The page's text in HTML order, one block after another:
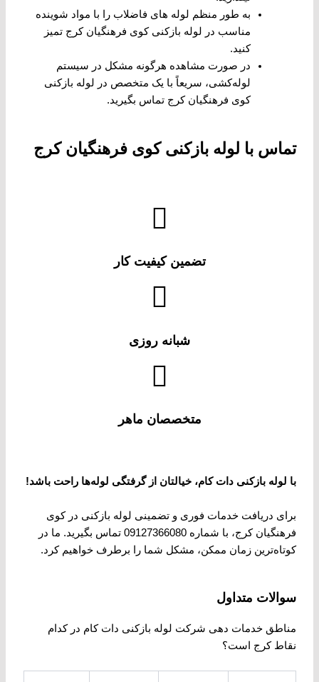
به طور منظم لوله ‌های فاضلاب را با مواد شوینده
مناسب در لوله بازکنی کوی فرهنگیان کرج تمیز
کنید.
در صورت مشاهده هرگونه مشکل در سیستم
لوله‌کشی، سریعاً با یک متخصص در لوله بازکنی
کوی فرهنگیان کرج تماس بگیرید.
تماس با لوله بازکنی کوی فرهنگیان کرج
تضمین کیفیت کار
شبانه روزی
متخصصان ماهر
با لوله بازکنی دات کام، خیالتان از گرفتگی لوله‌ها راحت باشد!
برای دریافت خدمات فوری و تضمینی لوله بازکنی در کوی
فرهنگیان کرج، با شماره 09127366080 تماس بگیرید. ما در
کوتاه‌ترین زمان ممکن، مشکل شما را برطرف خواهیم کرد.
سوالات متداول
مناطق خدمات دهی شرکت لوله بازکنی دات کام در کدام
نقاط کرج است؟